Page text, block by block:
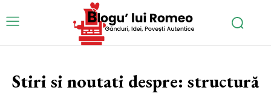
Stiri si noutati despre: structură